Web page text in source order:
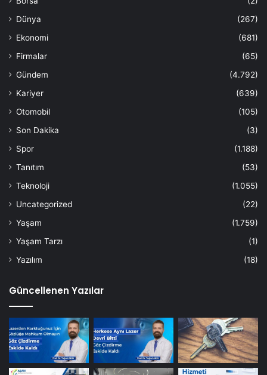
Dünya
(267)
Ekonomi
(681)
Firmalar
(65)
Gündem
(4.792)
Kariyer
(639)
Otomobil
(105)
Son Dakika
(3)
Spor
(1.188)
Tanıtım
(53)
Teknoloji
(1.055)
Uncategorized
(22)
Yaşam
(1.759)
Yaşam Tarzı
(1)
Yazılım
(18)
Güncellenen Yazılar